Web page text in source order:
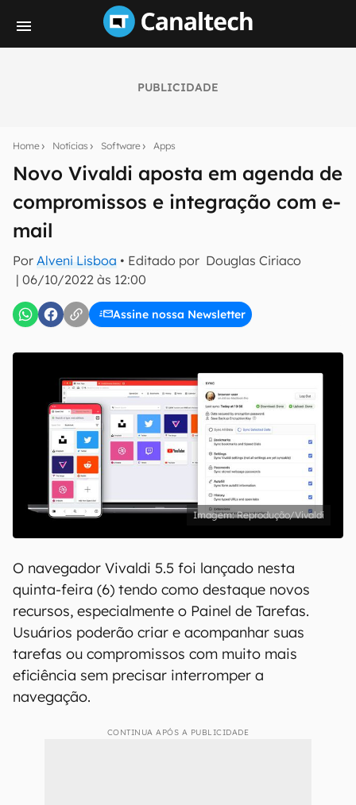
PUBLICIDADE
Home Notícias Software Apps
Novo Vivaldi aposta em agenda de
compromissos e integração com e-
mail
Por Alveni Lisboa • Editado por Douglas Ciriaco
| 06/10/2022 às 12:00
Assine nossa Newsletter
notícias e reviews sobre tecnologia em primeira
E-mail
inscreva-se
Confirmo que li, aceito e concordo com os Termos de
Uso e Política de Privacidade do Canaltech.
Reprodução/Vivaldi
O navegador Vivaldi 5.5 foi lançado nesta
quinta-feira (6) tendo como destaque novos
recursos, especialmente o Painel de Tarefas.
Usuários poderão criar e acompanhar suas
tarefas ou compromissos com muito mais
eficiência sem precisar interromper a
navegação.
CONTINUA APÓS A PUBLICIDADE